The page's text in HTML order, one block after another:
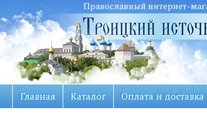
Православный интернет-
Главная Каталог Оплата и доставка